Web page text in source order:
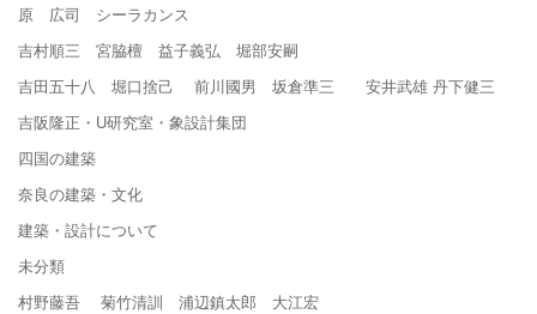
原 広司 シーラカンス
吉村順三 宮脇檀 益子義弘 堀部安嗣
吉田五十八 堀口捨己 前川國男 坂倉準三 安井武雄 丹下健三
吉阪隆正・U研究室・象設計集団
四国の建築
奈良の建築・文化
建築・設計について
未分類
村野藤吾 菊竹清訓 浦辺鎮太郎 大江宏